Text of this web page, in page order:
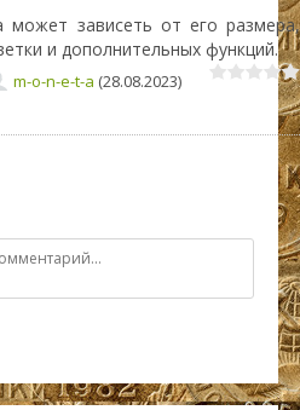
может зависеть от его размера,
и дополнительных функций.
m-o-n-e-t-a (28.08.2023)